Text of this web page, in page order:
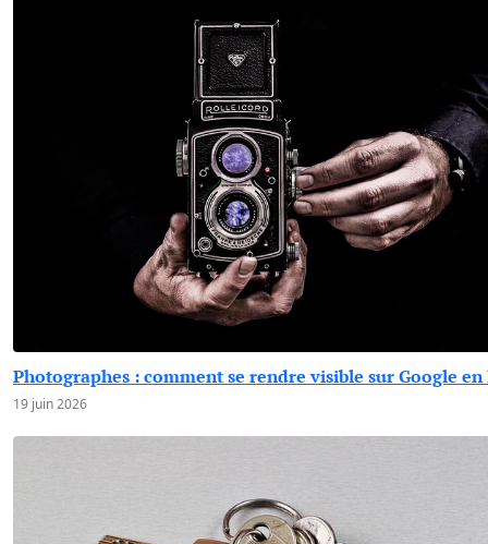
Photographes : comment se rendre visible sur Google
19 juin 2026